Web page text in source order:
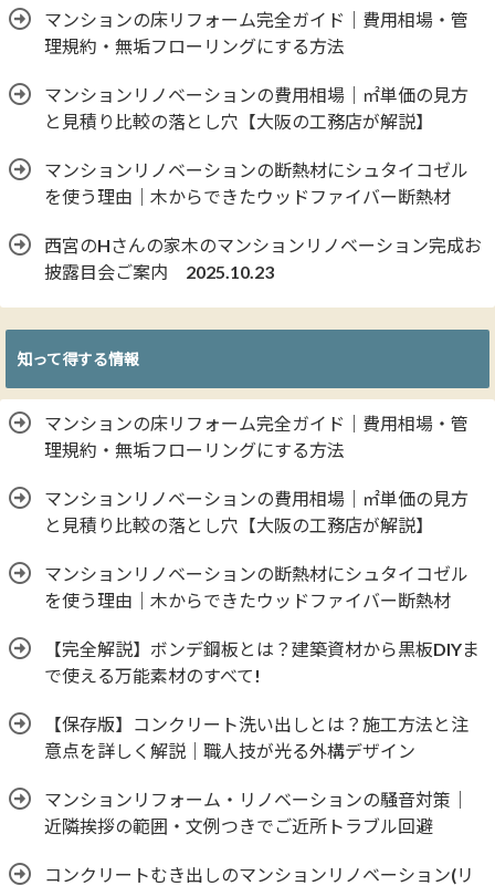
マンションの床リフォーム完全ガイド｜費用相場・管
理規約・無垢フローリングにする方法
マンションリノベーションの費用相場｜㎡単価の見方
と見積り比較の落とし穴【大阪の工務店が解説】
マンションリノベーションの断熱材にシュタイコゼル
を使う理由｜木からできたウッドファイバー断熱材
西宮のHさんの家木のマンションリノベーション完成お
披露目会ご案内 2025.10.23
知って得する情報
マンションの床リフォーム完全ガイド｜費用相場・管
理規約・無垢フローリングにする方法
マンションリノベーションの費用相場｜㎡単価の見方
と見積り比較の落とし穴【大阪の工務店が解説】
マンションリノベーションの断熱材にシュタイコゼル
を使う理由｜木からできたウッドファイバー断熱材
【完全解説】ボンデ鋼板とは？建築資材から黒板DIYま
で使える万能素材のすべて!
【保存版】コンクリート洗い出しとは？施工方法と注
意点を詳しく解説｜職人技が光る外構デザイン
マンションリフォーム・リノベーションの騒音対策｜
近隣挨拶の範囲・文例つきでご近所トラブル回避
コンクリートむき出しのマンションリノベーション(リ